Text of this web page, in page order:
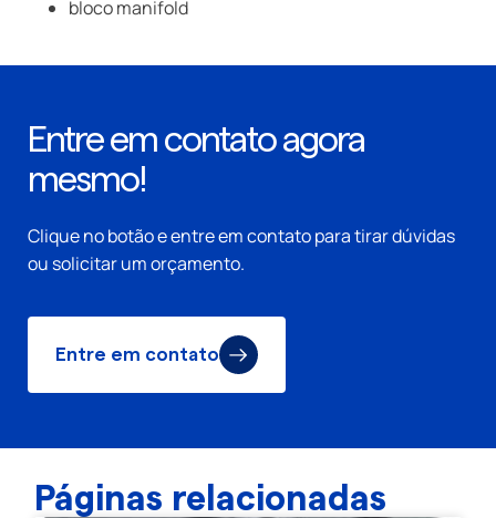
bloco manifold
Entre em contato agora
mesmo!
Clique no botão e entre em contato para tirar dúvidas
ou solicitar um orçamento.
Entre em contato
Páginas relacionadas